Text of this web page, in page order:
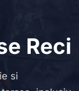
Reci
si